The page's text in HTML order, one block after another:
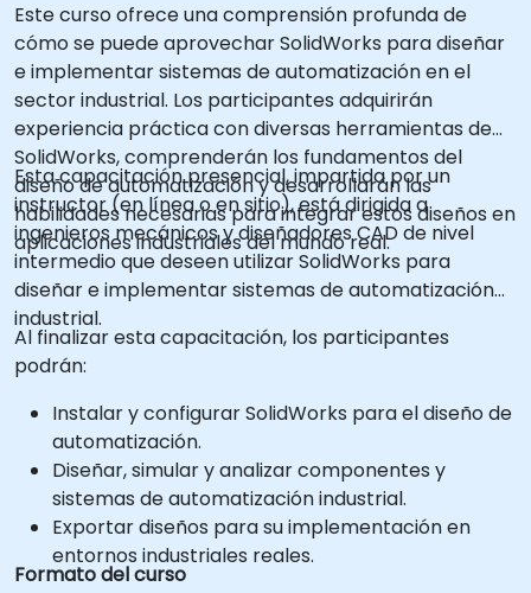
Este curso ofrece una comprensión profunda de
cómo se puede aprovechar SolidWorks para diseñar
e implementar sistemas de automatización en el
sector industrial. Los participantes adquirirán
experiencia práctica con diversas herramientas de
SolidWorks, comprenderán los fundamentos del
diseño de automatización y desarrollarán las
habilidades necesarias para integrar estos diseños en
aplicaciones industriales del mundo real.
Esta capacitación presencial, impartida por un
instructor (en línea o en sitio), está dirigida a
ingenieros mecánicos y diseñadores CAD de nivel
intermedio que deseen utilizar SolidWorks para
diseñar e implementar sistemas de automatización
industrial.
Al finalizar esta capacitación, los participantes
podrán:
Instalar y configurar SolidWorks para el diseño de
automatización.
Diseñar, simular y analizar componentes y
sistemas de automatización industrial.
Exportar diseños para su implementación en
entornos industriales reales.
Formato del curso